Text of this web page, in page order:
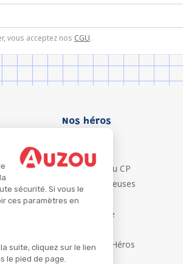
sécurité. Si vous le
ces paramètres en
suite, cliquez sur le lien
le pied de page.
vous acceptez nos CGU.
Nos héros
P'tit Loup
Les Héros du CP
Les Influenceuses
Migali
Petite Taupe
Ma Boîte à Héros